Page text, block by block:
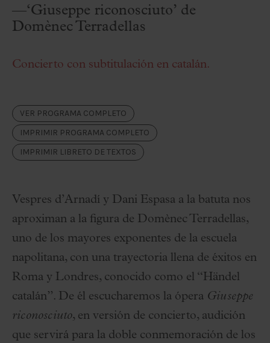
—‘Giuseppe riconosciuto’ de
Domènec Terradellas
Concierto con subtitulación en catalán.
VER PROGRAMA COMPLETO
IMPRIMIR PROGRAMA COMPLETO
IMPRIMIR LIBRETO DE TEXTOS
Vespres d’Arnadí y Dani Espasa a la batuta nos
aproximan a la figura de Domènec Terradellas,
uno de los mayores exponentes de la escuela
napolitana, con una trayectoria llena de éxitos en
Roma y Londres, conocido como el “Händel
catalán”. De él escucharemos la ópera Giuseppe
riconosciuto, en versión de concierto, audición
que servirá para la doble conmemoración de los